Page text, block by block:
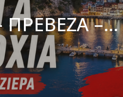
ΠΡΕΒΕΖΑ –